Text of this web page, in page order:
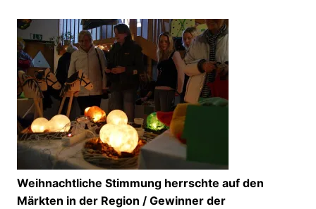
Weihnachtliche Stimmung herrschte auf den
Märkten in der Region / Gewinner der